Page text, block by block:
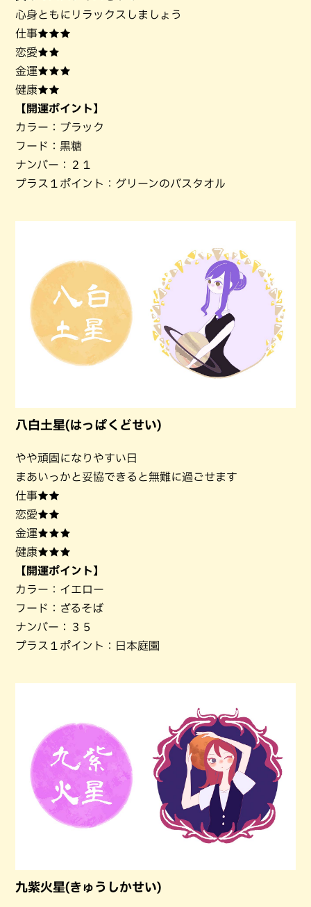
心身ともにリラックスしましょう
仕事★★★
恋愛★★
金運★★★
健康★★
【開運ポイント】
カラー：ブラック
フード：黒糖
ナンバー：２１
プラス１ポイント：グリーンのバスタオル
八白土星(はっぱくどせい)
やや頑固になりやすい日
まあいっかと妥協できると無難に過ごせます
仕事★★
恋愛★★
金運★★★
健康★★★
【開運ポイント】
カラー：イエロー
フード：ざるそば
ナンバー：３５
プラス１ポイント：日本庭園
九紫火星(きゅうしかせい)